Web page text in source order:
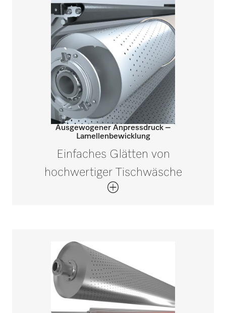
Ausgewogener Anpressdruck –
Lamellenbewicklung
Einfaches Glätten von
hochwertiger Tischwäsche